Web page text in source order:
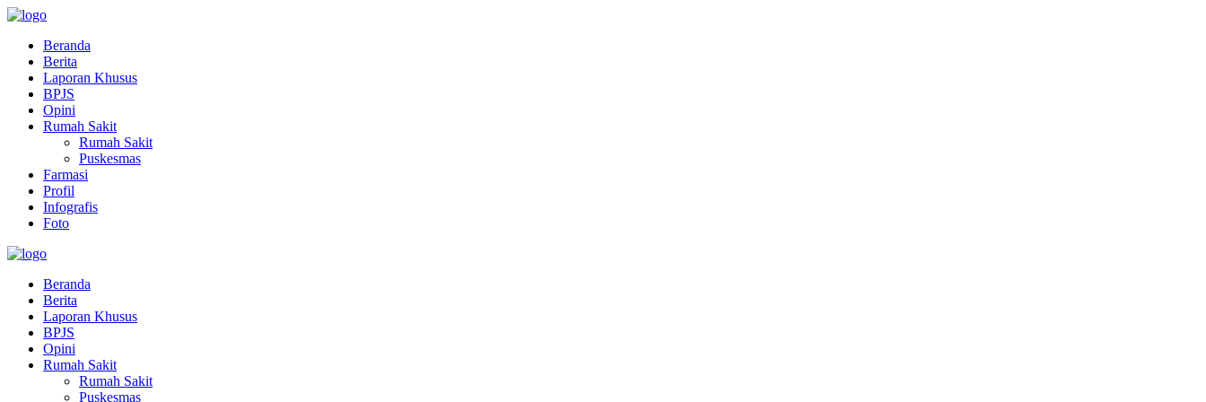
Beranda
Berita
Laporan Khusus
BPJS
Opini
Rumah Sakit
Rumah Sakit
Puskesmas
Farmasi
Profil
Infografis
Foto
Beranda
Berita
Laporan Khusus
BPJS
Opini
Rumah Sakit
Rumah Sakit
Puskesmas